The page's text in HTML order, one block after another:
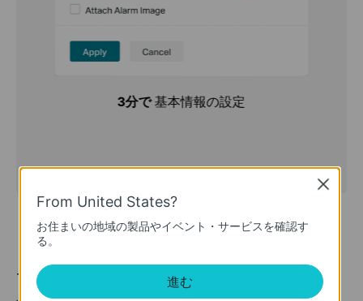
3分で基本情報の設定
デバイスを自動で認識して追加
From United States?
お住まいの地域の製品やイベント・サービスを確認す
る。
進む
Close